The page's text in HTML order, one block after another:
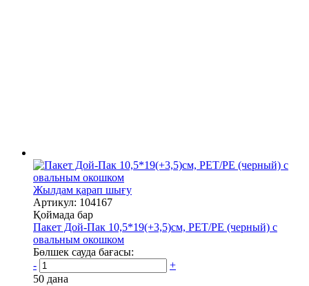
Жылдам қарап шығу
Артикул: 104167
Қоймада бар
Пакет Дой-Пак 10,5*19(+3,5)см, PET/PE (черный) с
овальным окошком
Бөлшек сауда бағасы:
-
+
50 дана